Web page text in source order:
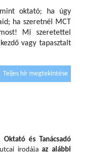
oktató; ha úgy
ha szeretnél MCT
Mi szeretettel
vagy tapasztalt
Teljes hír megtekintése
Oktató és Tanácsadó
irodájaaz alábbi